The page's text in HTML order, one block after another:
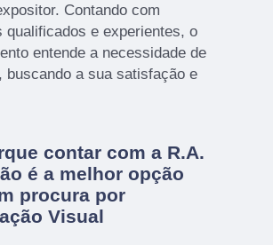
Contando com
qualificados e experientes, o
entende a necessidade de
buscando a sua satisfação e
contar com a R.A.
é a melhor opção
procura por
Visual